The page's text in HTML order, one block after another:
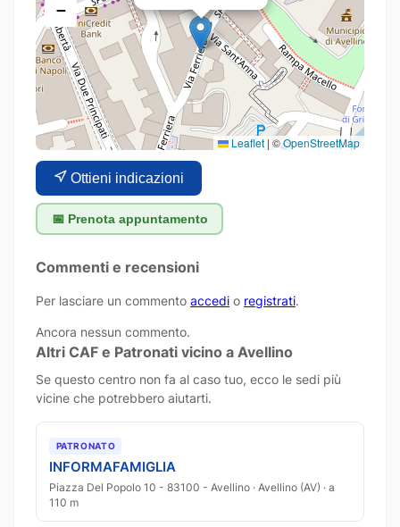
−
Leaflet | ©OpenStreetMap
Ottieni indicazioni
📅 Prenota appuntamento
Commenti e recensioni
Per lasciare un commento accedi o registrati.
Ancora nessun commento.
Altri CAF e Patronati vicino a Avellino
Se questo centro non fa al caso tuo, ecco le sedi più
vicine che potrebbero aiutarti.
PATRONATO
INFORMAFAMIGLIA
Piazza Del Popolo 10 - 83100 - Avellino · Avellino (AV) · a
110 m